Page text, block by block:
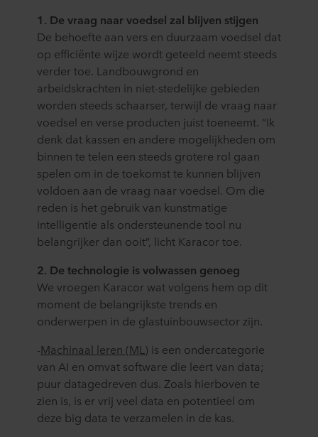
1. De vraag naar voedsel zal blijven stijgen
De behoefte aan vers en duurzaam voedsel dat
op efficiënte wijze wordt geteeld neemt steeds
verder toe. Landbouwgrond en
arbeidskrachten in niet-stedelijke gebieden
worden steeds schaarser, terwijl de vraag naar
voedsel en verse producten juist toeneemt. “Ik
denk dat kassen en andere mogelijkheden om
binnen te telen een steeds grotere rol gaan
spelen om in de toekomst te kunnen blijven
voldoen aan de vraag naar voedsel. Om die
reden is het gebruik van kunstmatige
intelligentie als ondersteunende tool nu
belangrijker dan ooit”, licht Karacor toe.
2. De technologie is volwassen genoeg
We vroegen Karacor wat volgens hem op dit
moment de belangrijkste trends en
onderwerpen in de glastuinbouwsector zijn.
-Machinaal leren (ML) is een ondercategorie
van AI en omvat software die leert van data;
puur datagedreven dus. Zoals hierboven te
zien is, is er vrij veel data en potentieel om
deze big data te verzamelen in de kas.